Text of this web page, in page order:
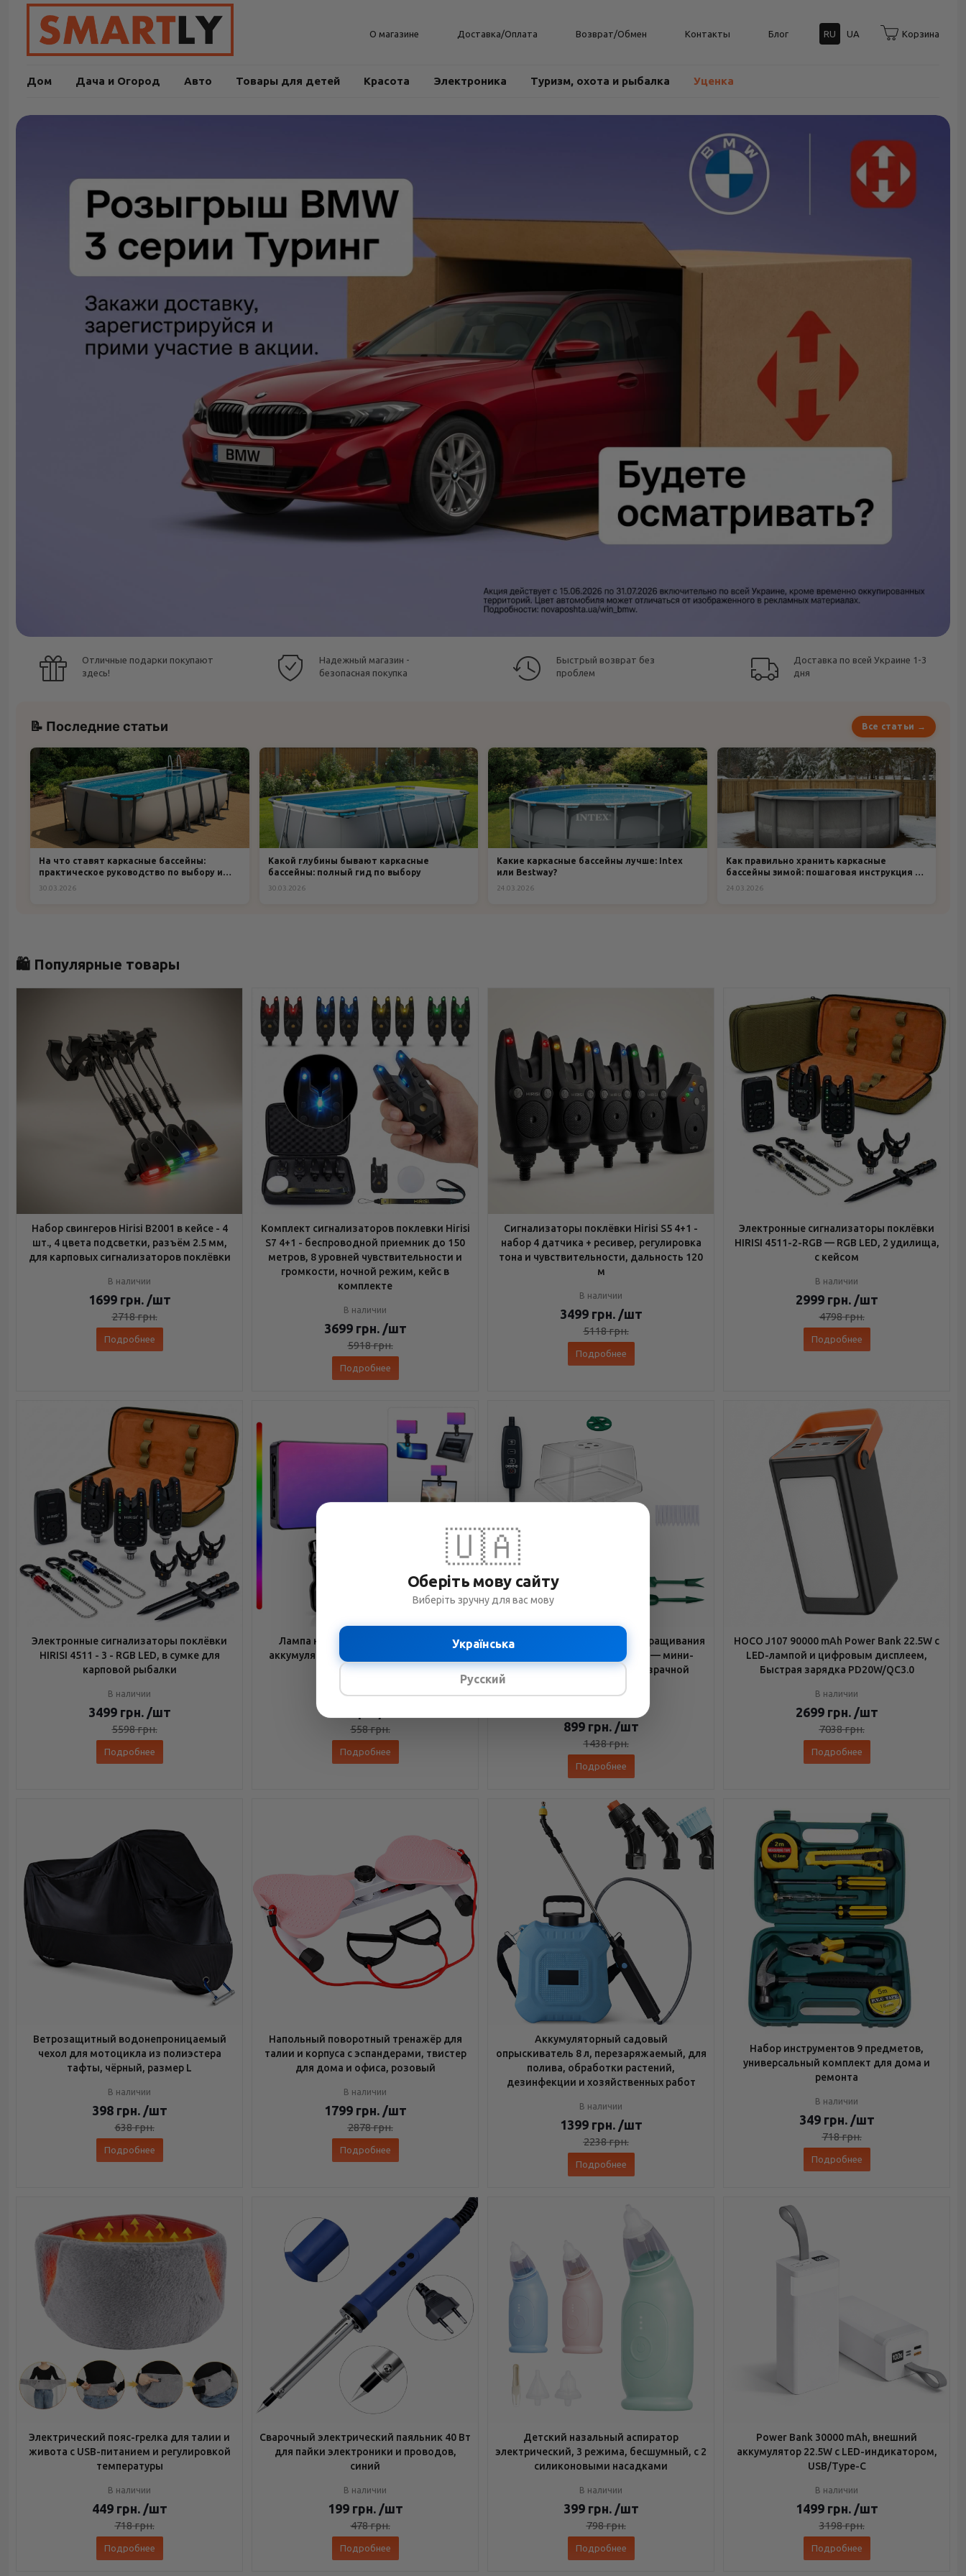
О магазине Доставка/Оплата Возврат/Обмен Контакты Блог RU UA Корзина
Дом Дача и Огород Авто Товары для детей Красота Электроника Туризм, охота и рыбалка Уценка
Отличные подарки покупают
здесь!
Надежный магазин -
безопасная покупка
Быстрый возврат без
проблем
Доставка по всей Украине 1-3
дня
📝 Последние статьи Все статьи →
На что ставят каркасные бассейны:
практическое руководство по выбору и
30.03.2026
Какой глубины бывают каркасные
бассейны: полный гид по выбору
30.03.2026
Какие каркасные бассейны лучше: Intex
или Bestway?
24.03.2026
Как правильно хранить каркасные
бассейны зимой: пошаговая инструкция и
24.03.2026
🛍️ Популярные товары
Набор свингеров Hirisi B2001 в кейсе - 4
шт., 4 цвета подсветки, разъём 2.5 мм,
для карповых сигнализаторов поклёвки
В наличии
1699 грн. /шт
2718грн.
Подробнее
Комплект сигнализаторов поклевки Hirisi
S7 4+1 - беспроводной приемник до 150
метров, 8 уровней чувствительности и
громкости, ночной режим, кейс в
комплекте
В наличии
3699 грн. /шт
5918грн.
Подробнее
Сигнализаторы поклёвки Hirisi S5 4+1 -
набор 4 датчика + ресивер, регулировка
тона и чувствительности, дальность 120
м
В наличии
3499 грн. /шт
5118грн.
Подробнее
Электронные сигнализаторы поклёвки
HIRISI 4511-2-RGB — RGB LED, 2 удилища,
с кейсом
В наличии
2999 грн. /шт
4798грн.
Подробнее
Электронные сигнализаторы поклёвки
HIRISI 4511 - 3 - RGB LED, в сумке для
карповой рыбалки
В наличии
3499 грн. /шт
5598грн.
Подробнее
Лампа на прищепке 140 RGB LED —
аккумуляторная, 8 Вт, 2500K-9000K, до
1150 люкс
В наличии
558грн.
Подробнее
Универсальный лоток для проращивания
растений с LED-подсветкой — мини-
теплица для рассады с прозрачной
899 грн. /шт
1438грн.
Подробнее
HOCO J107 90000 mAh Power Bank 22.5W с
LED-лампой и цифровым дисплеем,
Быстрая зарядка PD20W/QC3.0
В наличии
2699 грн. /шт
7038грн.
Подробнее
Ветрозащитный водонепроницаемый
чехол для мотоцикла из полиэстера
тафты, чёрный, размер L
В наличии
398 грн. /шт
638грн.
Подробнее
Напольный поворотный тренажёр для
талии и корпуса с эспандерами, твистер
для дома и офиса, розовый
В наличии
1799 грн. /шт
2878грн.
Подробнее
Аккумуляторный садовый
опрыскиватель 8 л, перезаряжаемый, для
полива, обработки растений,
дезинфекции и хозяйственных работ
В наличии
1399 грн. /шт
2238грн.
Подробнее
Набор инструментов 9 предметов,
универсальный комплект для дома и
ремонта
В наличии
349 грн. /шт
718грн.
Подробнее
Электрический пояс-грелка для талии и
живота с USB-питанием и регулировкой
температуры
В наличии
449 грн. /шт
718грн.
Подробнее
Сварочный электрический паяльник 40 Вт
для пайки электроники и проводов,
синий
В наличии
199 грн. /шт
478грн.
Подробнее
Детский назальный аспиратор
электрический, 3 режима, бесшумный, с 2
силиконовыми насадками
В наличии
399 грн. /шт
798грн.
Подробнее
Power Bank 30000 mAh, внешний
аккумулятор 22.5W с LED-индикатором,
USB/Type-C
В наличии
1499 грн. /шт
3198грн.
Подробнее
🇺🇦
Оберіть мову сайту
Виберіть зручну для вас мову
Українська
Русский